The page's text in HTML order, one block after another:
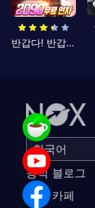
반갑다! 반갑삼국지
공식 블로그
공식 카페